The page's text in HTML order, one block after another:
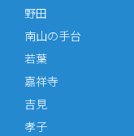
野田
南山の手台
若葉
嘉祥寺
吉見
孝子